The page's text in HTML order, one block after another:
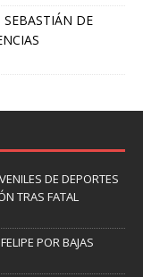
DE
DE DEPORTES
TRAS FATAL
POR BAJAS